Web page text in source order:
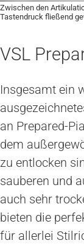
Zwischen den
Tastendruck fließend
VSL
Insgesamt ein
an Prepared-
dem
zu entlocken
sauberen und
auch sehr
bieten die
für allerlei